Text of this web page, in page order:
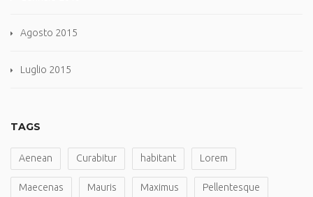
Agosto 2015
Luglio 2015
TAGS
Aenean Curabitur habitant Lorem
Maecenas Mauris Maximus Pellentesque